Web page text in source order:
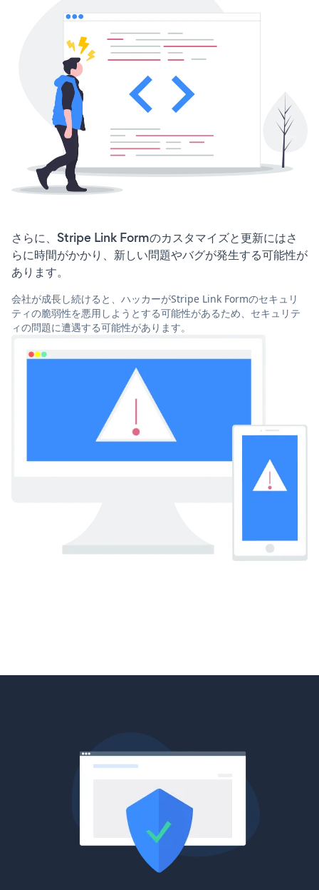
さらに、Stripe Link Formのカスタマイズと更新にはさ
らに時間がかかり、新しい問題やバグが発生する可能性が
あります。
会社が成長し続けると、ハッカーがStripe Link Formのセキュリ
ティの脆弱性を悪用しようとする可能性があるため、セキュリテ
ィの問題に遭遇する可能性があります。